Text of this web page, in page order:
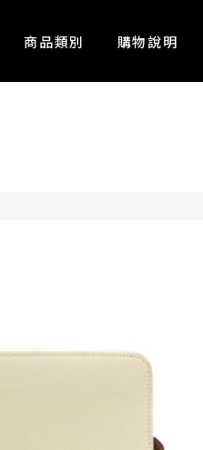
商品類別 購物說明